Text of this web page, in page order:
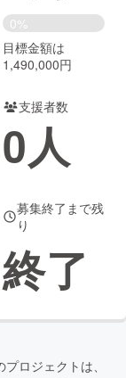
チャレンジ
Creation
ミュニティ
0%
目標金額は
1,490,000円
支援者数
0人
募集終了まで残
り
終了
プロジェクトは、